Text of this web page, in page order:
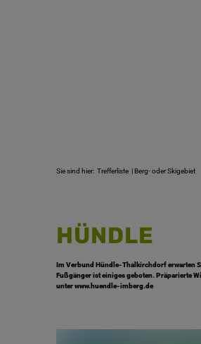
Sie sind hier: Trefferliste | Berg- oder Skigebiet
HÜNDLE
Im Verbund Hündle-Thalkirchdorf erwarten
Fußgänger ist einiges geboten. Präparierte
unter www.huendle-imberg.de